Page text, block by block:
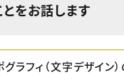
をお話します
グラフィ（文字デザイン